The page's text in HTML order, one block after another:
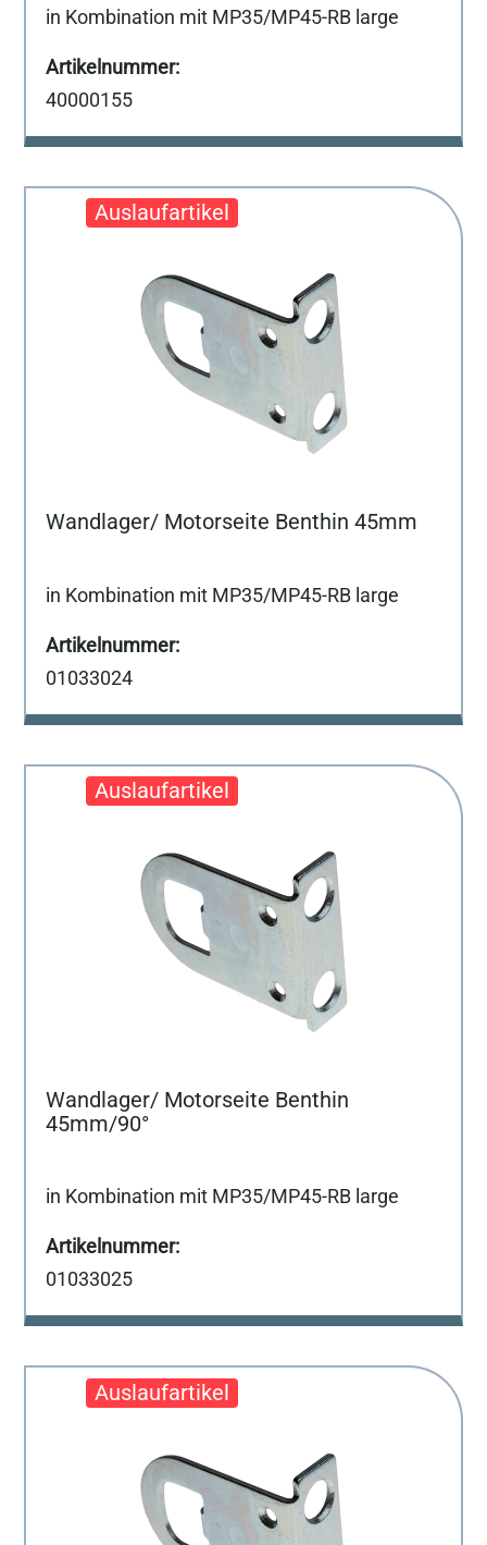
in Kombination mit MP35/MP45-RB large
40000155
Wandlager/ Motorseite Benthin 45mm
in Kombination mit MP35/MP45-RB large
01033024
Wandlager/ Motorseite Benthin
45mm/90°
in Kombination mit MP35/MP45-RB large
01033025